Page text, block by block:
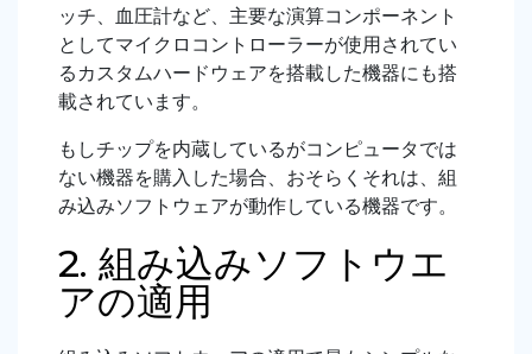
ッチ、血圧計など、主要な演算コンポーネント
としてマイクロコントローラーが使用されてい
るカスタムハードウェアを搭載した機器にも搭
載されています。
もしチップを内蔵しているがコンピュータでは
ない機器を購入した場合、おそらくそれは、組
み込みソフトウェアが動作している機器です。
2. 組み込みソフトウエ
アの適用